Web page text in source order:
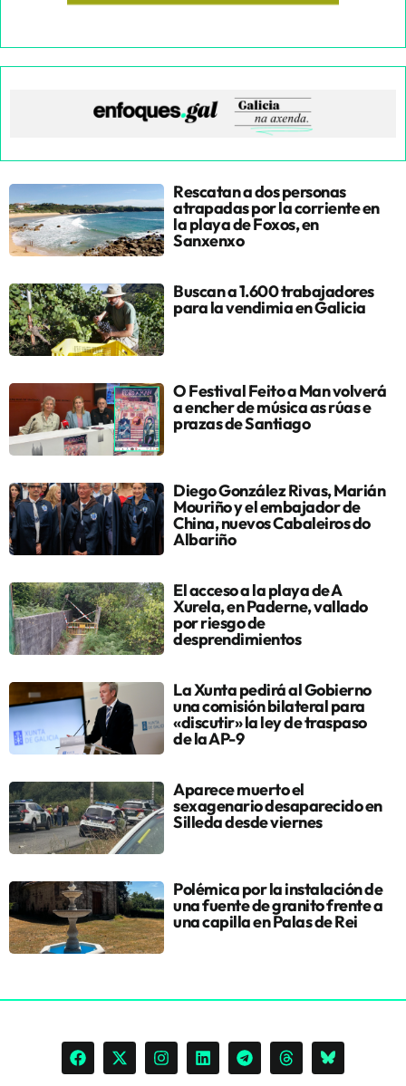
Rescatan a dos personas
atrapadas por la corriente en
la playa de Foxos, en
Sanxenxo
Buscan a 1.600 trabajadores
para la vendimia en Galicia
O Festival Feito a Man volverá
a encher de música as rúas e
prazas de Santiago
Diego González Rivas, Marián
Mouriño y el embajador de
China, nuevos Cabaleiros do
Albariño
El acceso a la playa de A
Xurela, en Paderne, vallado
por riesgo de
desprendimientos
La Xunta pedirá al Gobierno
una comisión bilateral para
«discutir» la ley de traspaso
de la AP-9
Aparece muerto el
sexagenario desaparecido en
Silleda desde viernes
Polémica por la instalación de
una fuente de granito frente a
una capilla en Palas de Rei